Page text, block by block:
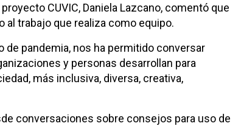
CUVIC, Daniela Lazcano, comentó que
al trabajo que realiza como equipo.
de pandemia, nos ha permitido conversar
y personas desarrollan para
más inclusiva, diversa, creativa,
conversaciones sobre consejos para uso de